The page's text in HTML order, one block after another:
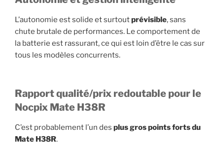
L’autonomie est solide et surtoutprévisible, sans
chute brutale de performances. Le comportement de
la batterie est rassurant, ce qui est loin d’être le cas sur
tous les modèles concurrents.
Rapport qualité/prix redoutable pour le
Nocpix Mate H38R
C’est probablement l’un des plus gros points forts du
Mate H38R.